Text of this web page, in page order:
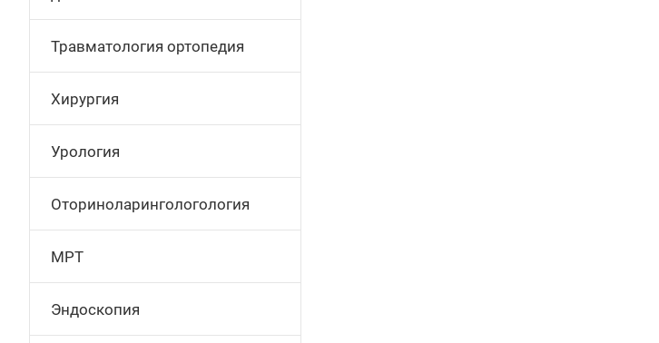
Травматология ортопедия
Хирургия
Урология
Оториноларингологология
МРТ
Эндоскопия